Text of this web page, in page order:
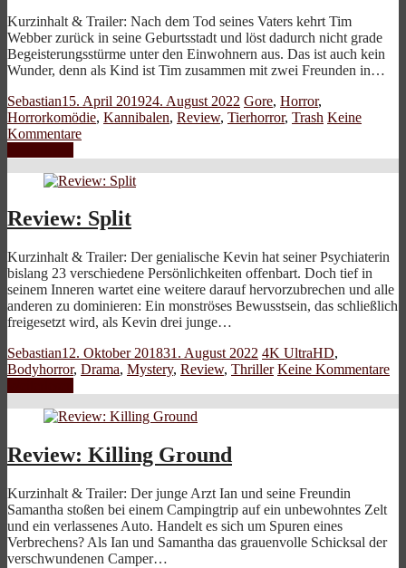
Kurzinhalt & Trailer: Nach dem Tod seines Vaters kehrt Tim
Webber zurück in seine Geburtsstadt und löst dadurch nicht grade
Begeisterungsstürme unter den Einwohnern aus. Das ist auch kein
Wunder, denn als Kind ist Tim zusammen mit zwei Freunden in…
Sebastian15. April 201924. August 2022 Gore, Horror,
Horrorkomödie, Kannibalen, Review, Tierhorror, Trash Keine
Kommentare
Review: Split
Kurzinhalt & Trailer: Der genialische Kevin hat seiner Psychiaterin
bislang 23 verschiedene Persönlichkeiten offenbart. Doch tief in
seinem Inneren wartet eine weitere darauf hervorzubrechen und alle
anderen zu dominieren: Ein monströses Bewusstsein, das schließlich
freigesetzt wird, als Kevin drei junge…
Sebastian12. Oktober 201831. August 2022 4K UltraHD,
Bodyhorror, Drama, Mystery, Review, Thriller Keine Kommentare
Review: Killing Ground
Kurzinhalt & Trailer: Der junge Arzt Ian und seine Freundin
Samantha stoßen bei einem Campingtrip auf ein unbewohntes Zelt
und ein verlassenes Auto. Handelt es sich um Spuren eines
Verbrechens? Als Ian und Samantha das grauenvolle Schicksal der
verschwundenen Camper…